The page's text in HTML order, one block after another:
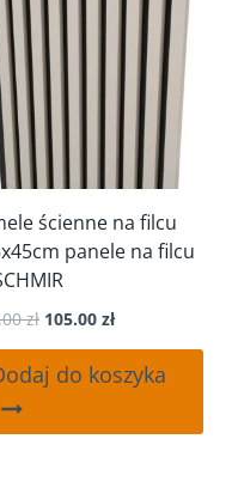
ścienne na filcu
panele na filcu
zł Pierwotna
wynosiła:
129.00 zł.
105.00 złAktualna
wynosi:
105.00 zł.
do koszyka